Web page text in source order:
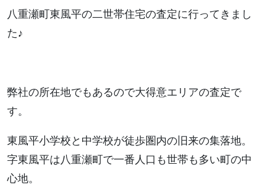
八重瀬町東風平の二世帯住宅の査定に行ってきまし
た♪
弊社の所在地でもあるので大得意エリアの査定で
す。
東風平小学校と中学校が徒歩圏内の旧来の集落地。
字東風平は八重瀬町で一番人口も世帯も多い町の中
心地。